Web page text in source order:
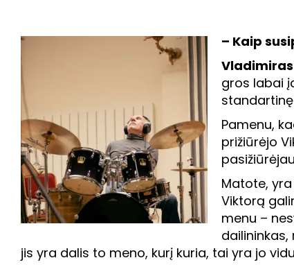
– Kaip
gros labai
Pamenu,
prižiūrėjo
Matote,
Viktorą
menu –
dailininkas,
jis yra dalis to meno, kurį kuria, tai yra jo